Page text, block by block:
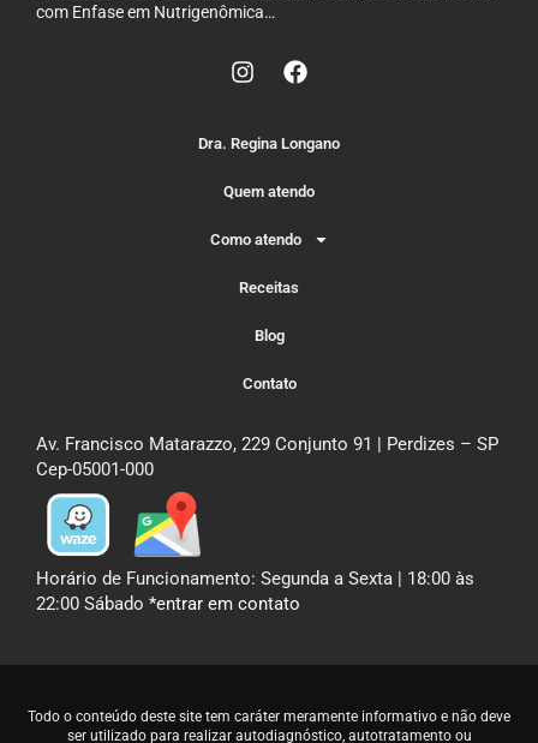
com Enfase em Nutrigenômica…
Dra. Regina Longano
Quem atendo
Como atendo
Receitas
Blog
Contato
Av. Francisco Matarazzo, 229 Conjunto 91 | Perdizes – SP
Cep-05001-000
Horário de Funcionamento: Segunda a Sexta | 18:00 às
22:00 Sábado *entrar em contato
Todo o conteúdo deste site tem caráter meramente informativo e não deve
ser utilizado para realizar autodiagnóstico, autotratamento ou